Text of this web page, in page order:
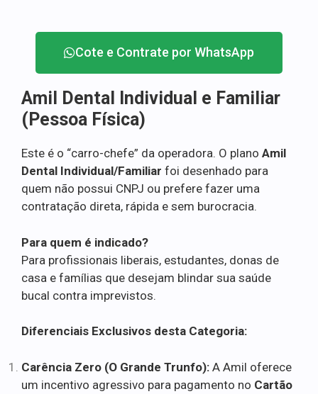
Cote e Contrate por WhatsApp
Amil Dental Individual e Familiar
(Pessoa Física)
Este é o “carro-chefe” da operadora. O plano Amil
Dental Individual/Familiar foi desenhado para
quem não possui CNPJ ou prefere fazer uma
contratação direta, rápida e sem burocracia.
Para quem é indicado?
Para profissionais liberais, estudantes, donas de
casa e famílias que desejam blindar sua saúde
bucal contra imprevistos.
Diferenciais Exclusivos desta Categoria:
Carência Zero (O Grande Trunfo): A Amil oferece
um incentivo agressivo para pagamento no Cartão